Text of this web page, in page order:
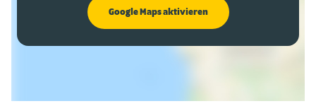
Google Maps aktivieren